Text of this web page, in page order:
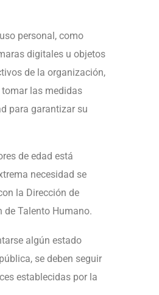
personal, como
digitales u objetos
de la organización,
las medidas
para garantizar su
de edad está
necesidad se
la Dirección de
de Talento Humano.
algún estado
se deben seguir
establecidas por la